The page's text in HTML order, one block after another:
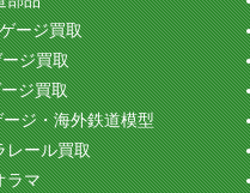
ージ買取
ジ買取
ジ買取
ージ・海外鉄道模型
レール買取
ラマ